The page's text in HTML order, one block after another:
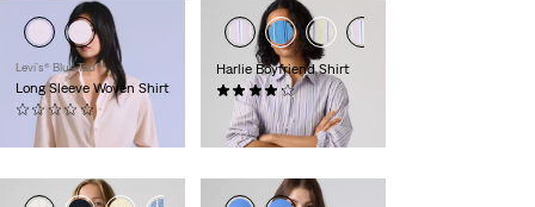
Levi’s® Blue Tab™
Long Sleeve Woven Shirt
(0)
130,00 €
Harlie Boyfriend Shirt
(116)
65,00 €